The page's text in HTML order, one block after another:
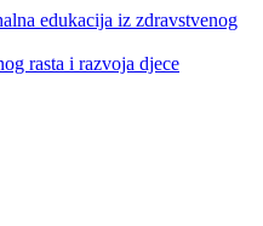
edukacija iz zdravstvenog
rasta i razvoja djece